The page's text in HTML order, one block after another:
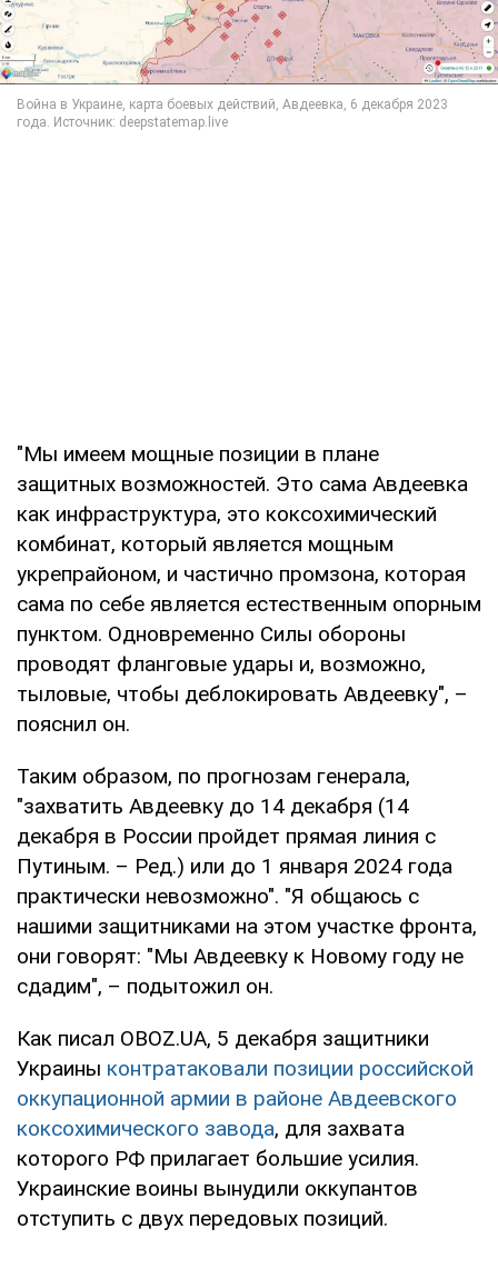
"Мы имеем мощные позиции в плане
защитных возможностей. Это сама Авдеевка
как инфраструктура, это коксохимический
комбинат, который является мощным
укрепрайоном, и частично промзона, которая
сама по себе является естественным опорным
пунктом. Одновременно Силы обороны
проводят фланговые удары и, возможно,
тыловые, чтобы деблокировать Авдеевку", –
пояснил он.
Таким образом, по прогнозам генерала,
"захватить Авдеевку до 14 декабря (14
декабря в России пройдет прямая линия с
Путиным. – Ред.) или до 1 января 2024 года
практически невозможно". "Я общаюсь с
нашими защитниками на этом участке фронта,
они говорят: "Мы Авдеевку к Новому году не
сдадим", – подытожил он.
Как писал OBOZ.UA, 5 декабря защитники
Украины контратаковали позиции российской
оккупационной армии в районе Авдеевского
коксохимического завода, для захвата
которого РФ прилагает большие усилия.
Украинские воины вынудили оккупантов
отступить с двух передовых позиций.